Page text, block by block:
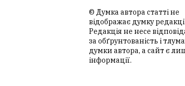
© Думка автора статті не
відображає думку
Редакція не несе
за обґрунтованість і
думки автора, а сайт є
інформації.